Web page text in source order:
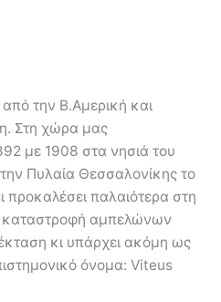
την Β.Αμερική και
Στη χώρα μας
με 1908 στα νησιά του
Πυλαία Θεσσαλονίκης το
προκαλέσει παλαιότερα στη
αμπελώνων
κι υπάρχει ακόμη ως
όνομα: Viteus